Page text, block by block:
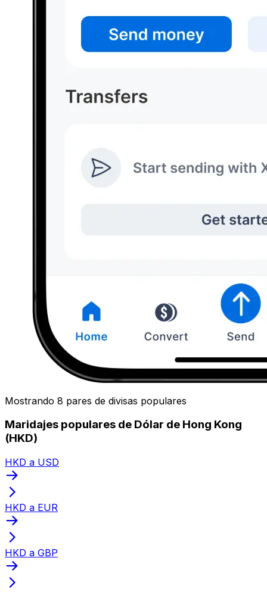
Mostrando 8 pares de divisas populares
Maridajes populares de Dólar de Hong Kong
(HKD)
HKD a USD
HKD a EUR
HKD a GBP